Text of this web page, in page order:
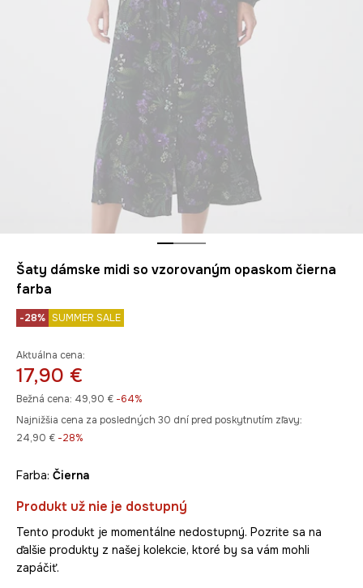
Šaty dámske midi so vzorovaným opaskom čierna
farba
-28% SUMMER SALE
Aktuálna cena:
17,90 €
Bežná cena: 49,90 € -64%
Najnižšia cena za posledných 30 dní pred poskytnutím zľavy:
24,90 € -28%
Farba: čierna
Produkt už nie je dostupný
Tento produkt je momentálne nedostupný. Pozrite sa na
ďalšie produkty z našej kolekcie, ktoré by sa vám mohli
zapáčiť.